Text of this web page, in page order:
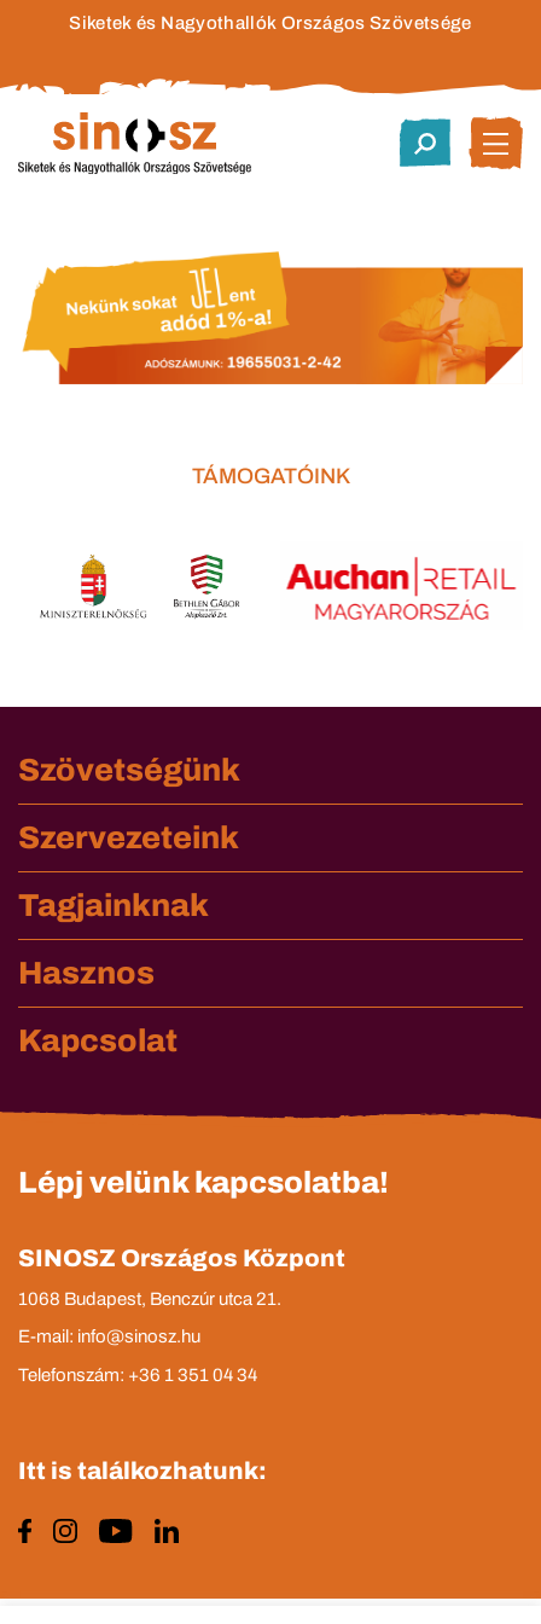
Siketek és Nagyothallók Országos Szövetsége
TÁMOGATÓINK
Szövetségünk
Szervezeteink
Tagjainknak
Hasznos
Kapcsolat
Lépj velünk kapcsolatba!
SINOSZ Országos Központ
1068 Budapest, Benczúr utca 21.
E-mail: info@sinosz.hu
Telefonszám: +36 1 351 04 34
Itt is találkozhatunk: